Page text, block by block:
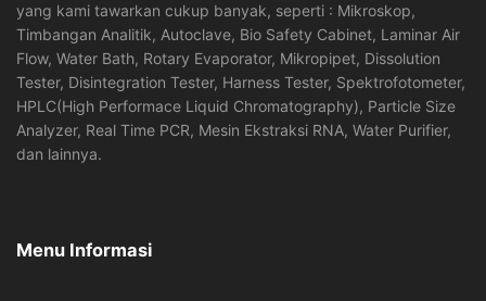
yang kami tawarkan cukup banyak, seperti : Mikroskop,
Timbangan Analitik, Autoclave, Bio Safety Cabinet, Laminar Air
Flow, Water Bath, Rotary Evaporator, Mikropipet, Dissolution
Tester, Disintegration Tester, Harness Tester, Spektrofotometer,
HPLC(High Performace Liquid Chromatography), Particle Size
Analyzer, Real Time PCR, Mesin Ekstraksi RNA, Water Purifier,
dan lainnya.
Menu Informasi